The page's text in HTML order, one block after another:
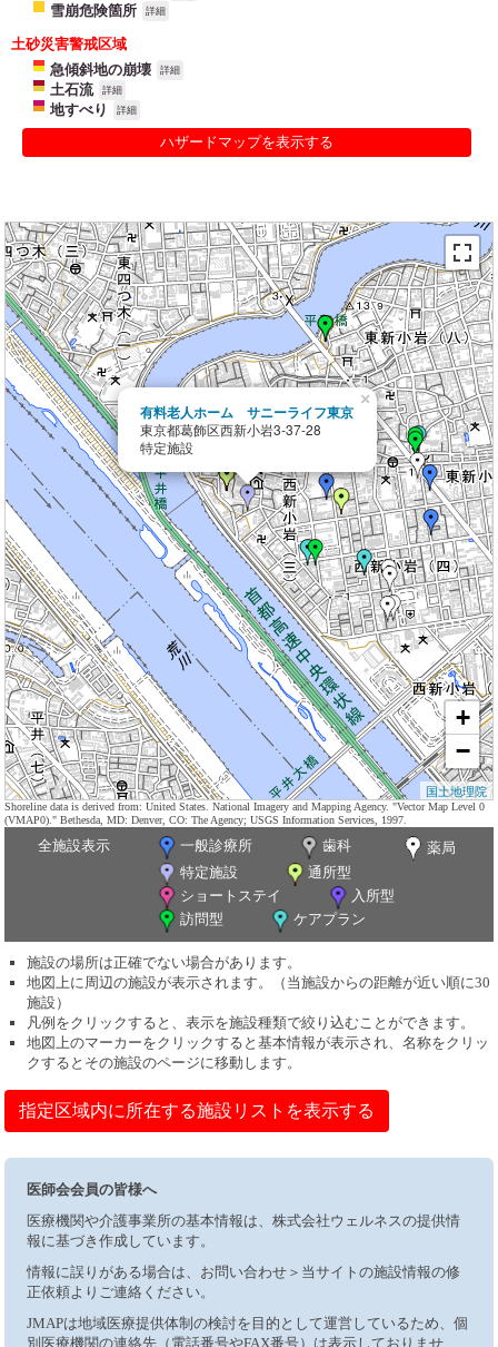
雪崩危険箇所 詳細
土砂災害警戒区域
急傾斜地の崩壊
詳細
土石流 詳細
地すべり 詳細
ハザードマップを表示する
有料老人ホーム サニーライフ東京
東京都葛飾区西新小岩3-37-28
特定施設
×
+
−
国土地理院
Shoreline data is derived from: United States. National Imagery and Mapping Agency. "Vector Map Level 0
(VMAP0)." Bethesda, MD: Denver, CO: The Agency; USGS Information Services, 1997.
全施設表示 一般診療所 歯科
薬局
特定施設
通所型
ショートステイ
入所型
訪問型
ケアプラン
施設の場所は正確でない場合があります。
地図上に周辺の施設が表示されます。（当施設からの距離が近い順に30
施設）
凡例をクリックすると、表示を施設種類で絞り込むことができます。
地図上のマーカーをクリックすると基本情報が表示され、名称をクリッ
クするとその施設のページに移動します。
指定区域内に所在する施設リストを表示する
医師会会員の皆様へ
医療機関や介護事業所の基本情報は、株式会社ウェルネスの提供情
報に基づき作成しています。
情報に誤りがある場合は、お問い合わせ＞当サイトの施設情報の修
正依頼よりご連絡ください。
JMAPは地域医療提供体制の検討を目的として運営しているため、個
別医療機関の連絡先（電話番号やFAX番号）は表示しておりませ